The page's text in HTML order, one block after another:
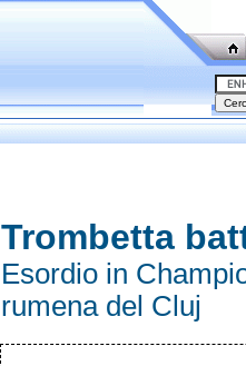
Trombetta
Esordio in
rumena del Cluj